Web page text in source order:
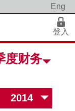
Eng
登入
度财务